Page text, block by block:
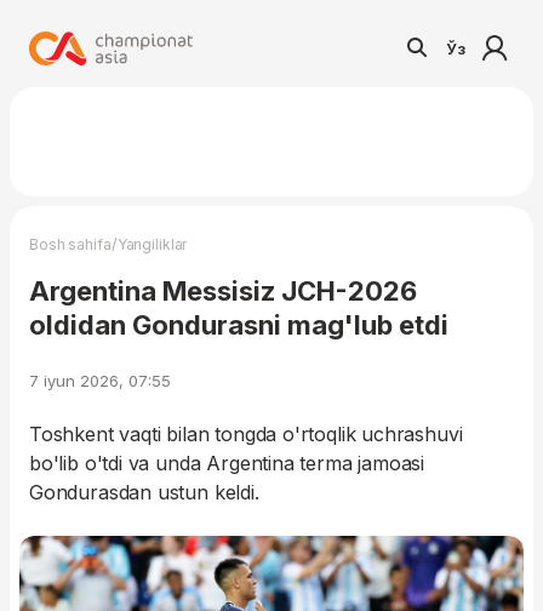
Ўз
Bosh sahifa/Yangiliklar
Argentina Messisiz JCH-2026
oldidan Gondurasni mag'lub etdi
7 iyun 2026, 07:55
Toshkent vaqti bilan tongda o'rtoqlik uchrashuvi
bo'lib o'tdi va unda Argentina terma jamoasi
Gondurasdan ustun keldi.